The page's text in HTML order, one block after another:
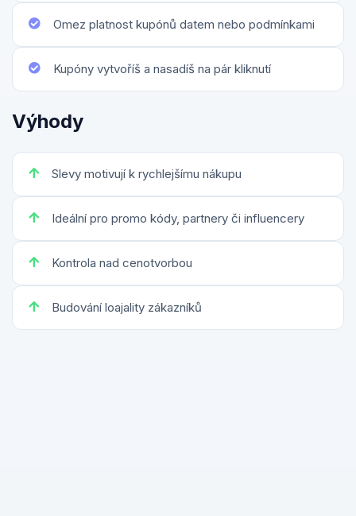
Omez platnost kupónů datem nebo podmínkami
Kupóny vytvoříš a nasadíš na pár kliknutí
Výhody
Slevy motivují k rychlejšímu nákupu
Ideální pro promo kódy, partnery či influencery
Kontrola nad cenotvorbou
Budování loajality zákazníků